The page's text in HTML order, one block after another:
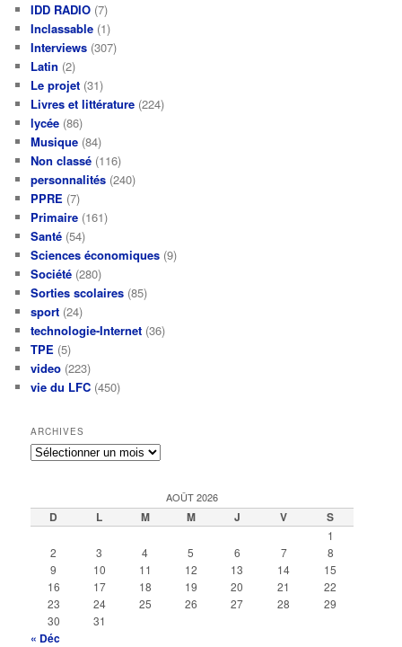
IDD RADIO (7)
Inclassable (1)
Interviews (307)
Latin (2)
Le projet (31)
Livres et littérature (224)
lycée (86)
Musique (84)
Non classé (116)
personnalités (240)
PPRE (7)
Primaire (161)
Santé (54)
Sciences économiques (9)
Société (280)
Sorties scolaires (85)
sport (24)
technologie-Internet (36)
TPE (5)
video (223)
vie du LFC (450)
ARCHIVES
Archives
AOÛT 2026
D L M M J V S
1
2
3 4 5 6 7
8
9
10 11 12 13 14
15
16
17 18 19 20 21
22
23
24 25 26 27 28
29
30
31
« Déc